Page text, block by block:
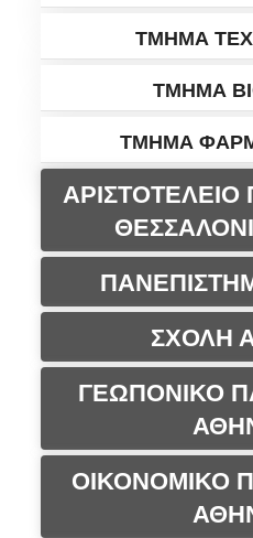
ΤΜΗΜΑ
ΤΜΗΜΑ
ΤΜΗΜΑ
ΑΡΙΣΤΟΤΕΛΕΙΟ
ΣΧΟΛΗ
ΓΕΩΠΟΝΙΚΟ
ΟΙΚΟΝΟΜΙΚΟ